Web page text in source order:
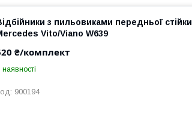
з пильовиками передньої стійки
Vito/Viano W639
₴/комплект
наявності
900194